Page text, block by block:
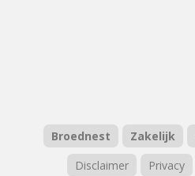
Broednest Zakelijk
Disclaimer
Privacy